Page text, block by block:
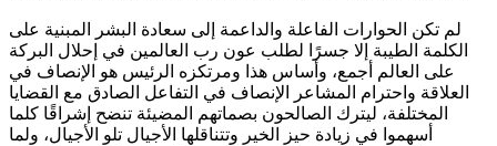
لم تكن الحوارات الفاعلة والداعمة إلى سعادة البشر المبنية على
الكلمة الطيبة إلا جسرًا لطلب عون رب العالمين في إحلال البركة
على العالم أجمع، وأساس هذا ومرتكزه الرئيس هو الإنصاف في
العلاقة واحترام المشاعر الإنصاف في التفاعل الصادق مع القضايا
المختلفة، ليترك الصالحون بصماتهم المضيئة تنضح إشراقًا كلما
أسهموا في زيادة حيز الخير وتتناقلها الأجيال تلو الأجيال، ولما